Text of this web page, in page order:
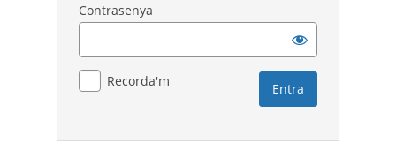
Contrasenya
Recorda'm